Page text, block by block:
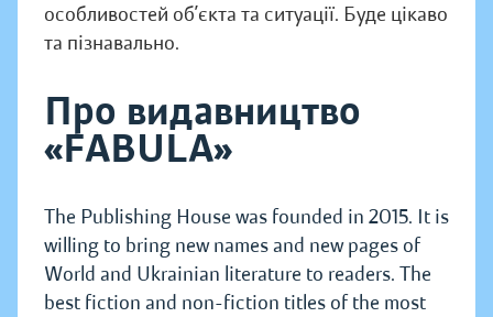
особливостей об’єкта та ситуації. Буде цікаво
та пізнавально.
Про видавництво
«FABULA»
The Publishing House was founded in 2015. It is
willing to bring new names and new pages of
World and Ukrainian literature to readers. The
best fiction and non-fiction titles of the most